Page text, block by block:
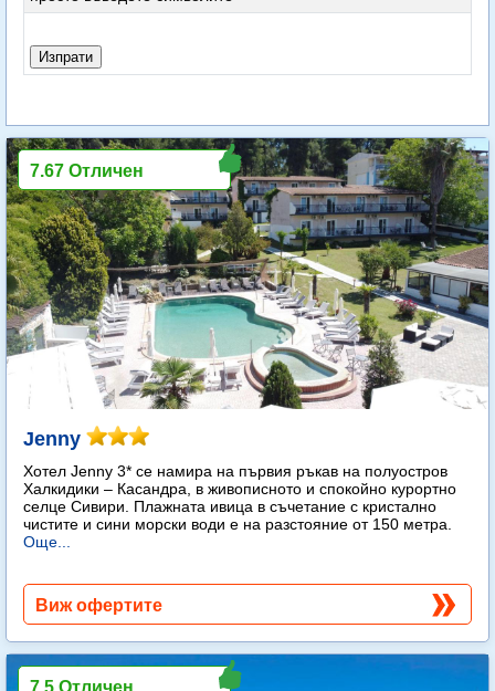
Jenny
Хотел Jenny 3* се намира на първия ръкав на полуостров
Халкидики – Касандра, в живописното и спокойно курортно
селце Сивири. Плажната ивица в съчетание с кристално
чистите и сини морски води е на разстояние от 150 метра.
Още...
7.67 Отличен
Виж офертите